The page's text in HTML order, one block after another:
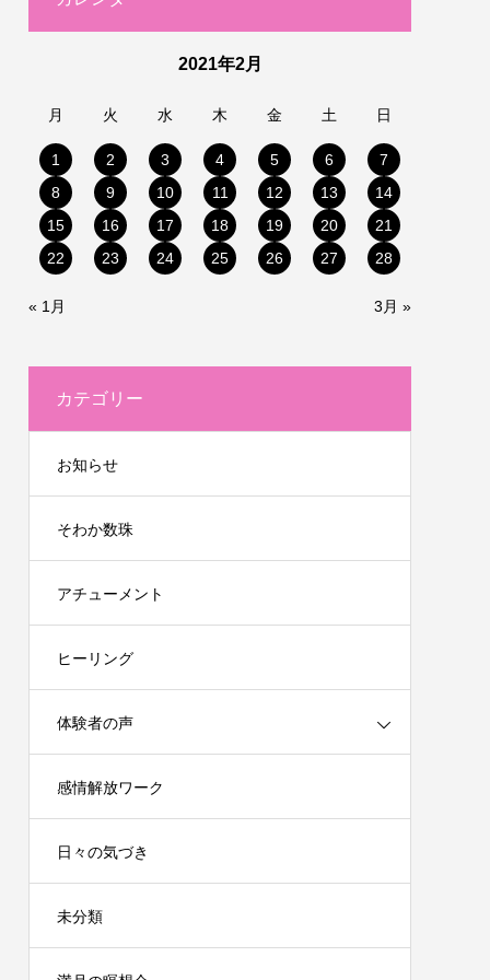
2021年2月
月 火 水 木 金 土 日
1 2 3 4 5 6
7
8
9 10 11 12 13
14
15
16 17 18 19 20
21
22
23 24 25 26 27 28
« 1月 3月 »
カテゴリー
お知らせ
そわか数珠
アチューメント
ヒーリング
体験者の声
感情解放ワーク
日々の気づき
未分類